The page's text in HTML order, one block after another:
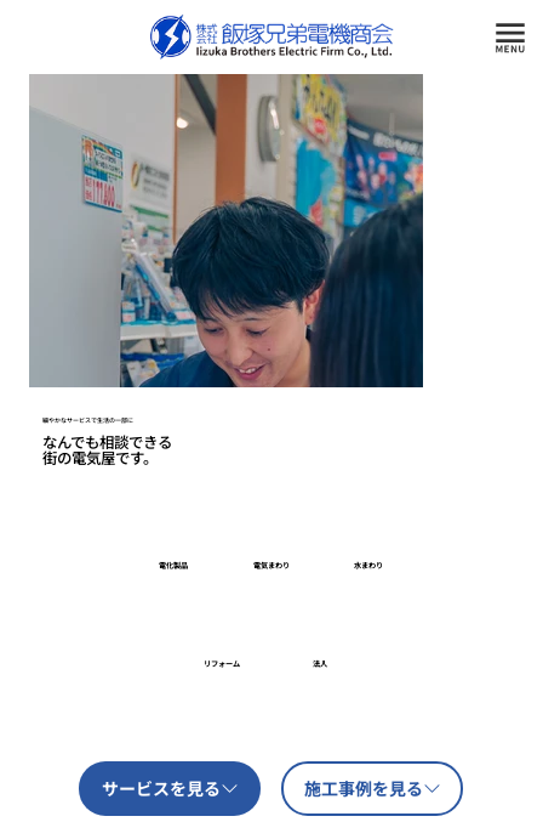
細やかなサービスで生活の一部に
なんでも相談できる
街の電気屋です。
電化製品 電気まわり 水まわり
リフォーム 法人
サービスを見る 施工事例を見る